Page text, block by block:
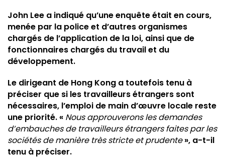
John Lee a indiqué qu’une enquête était en cours,
menée par la police et d’autres organismes
chargés de l’application de la loi, ainsi que de
fonctionnaires chargés du travail et du
développement.
Le dirigeant de Hong Kong a toutefois tenu à
préciser que si les travailleurs étrangers sont
nécessaires, l’emploi de main d’œuvre locale reste
une priorité. « Nous approuverons les demandes
d’embauches de travailleurs étrangers faites par les
sociétés de manière très stricte et prudente», a-t-il
tenu à préciser.